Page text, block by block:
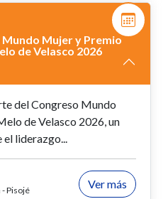
Mujer y Premio
de Velasco 2026
del Congreso Mundo
de Velasco 2026, un
el liderazgo...
Pisojé
Ver más